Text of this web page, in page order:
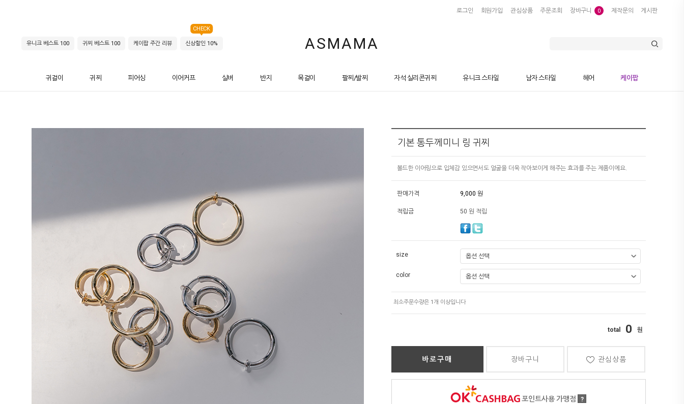
로그인 회원가입 관심상품 주문조회 장바구니 0 제작문의 게시판
ASMAMA
유니크 베스트 100 귀찌 베스트 100 케이팝 주간 리뷰 신상할인 10%
CHECK
귀걸이 귀찌 피어싱 이어커프 실버 반지 목걸이 팔찌/발찌 자석 실리콘귀찌 유니크 스타일 남자 스타일 헤어 케이팝
기본 통두께미니 링 귀찌
볼드한 이어링으로 입체감 있으면서도 얼굴을 더욱 작아보이게 해주는 효과를 주는 제품이에요.
판매가격 9,000 원
적립금 50 원 적립
size
color
0
바로구매 장바구니 관심상품
포인트사용 가맹점 ?